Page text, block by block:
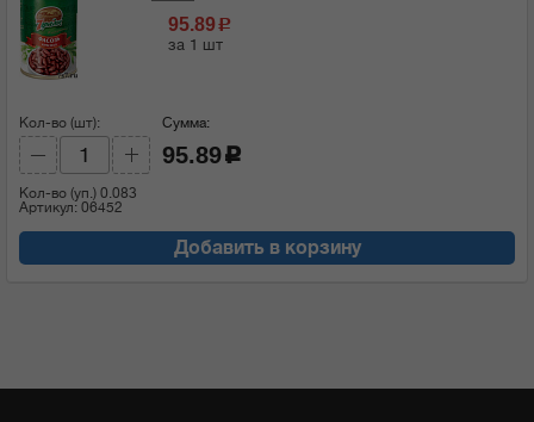
95.89c
за 1 шт
Кол-во (шт):
Кол-во (уп.) 0.083
Артикул: 06452
Сумма:
95.89 c
Добавить в корзину